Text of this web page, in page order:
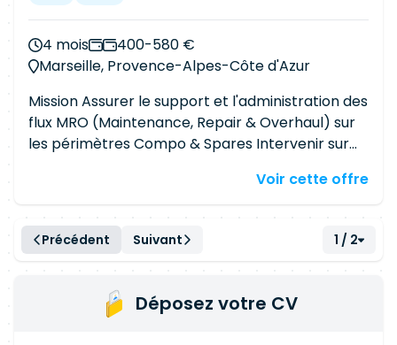
4 mois
400-580 €
Marseille, Provence-Alpes-Côte d'Azur
Mission Assurer le support et l'administration des
flux MRO (Maintenance, Repair & Overhaul) sur
les périmètres Compo & Spares Intervenir sur
bon fonctionnement et à l'optimisation des
Compétences fonctionnelles Bonne
compréhension des processus : Sales (SD)
environnement industriel complexe Anglais
professionnel Compétences techniques
Voir cette offre
Précédent Suivant 1 / 2
Déposez votre CV